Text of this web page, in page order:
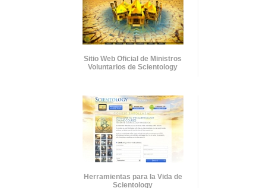
Sitio Web Oficial de Ministros
Voluntarios de Scientology
Herramientas para la Vida de
Scientology